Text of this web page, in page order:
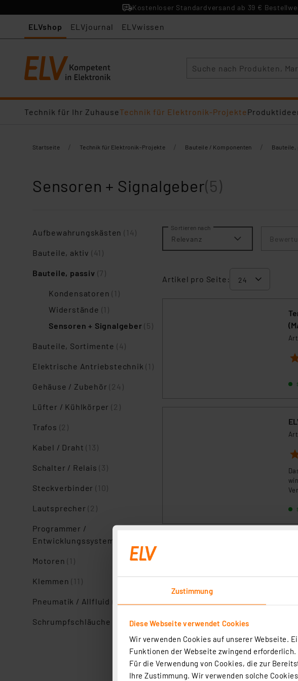
Zustimmung
Diese Webseite verwendet Cookies
Wir verwenden Cookies auf unserer Webseite.
Funktionen der Webseite zwingend
Für die Verwendung von Cookies, die zur
Ihre Zustimmung. Wir verwenden solche
Kostenloser Standardversand ab 39 €
ELVshop ELVjournal ELVwissen
Technik für Ihr ZuhauseTechnik für Elektronik-Projekte
Startseite / Technik für Elektronik-Projekte / Bauteile / Komponenten / Bauteile,
Sensoren + Signalgeber(5)
Aufbewahrungskästen(14)
Bauteile, aktiv (41)
Bauteile, passiv (7)
Kondensatoren(1)
Widerstände (1)
Sensoren + Signalgeber(5)
Bauteile, Sortimente (4)
Elektrische Antriebstechnik(1)
Gehäuse / Zubehör(24)
Lüfter / Kühlkörper(2)
Trafos (2)
Kabel / Draht(13)
Schalter / Relais(3)
Steckverbinder(10)
Lautsprecher(2)
Programmer /
Entwicklungssysteme
Motoren(1)
Klemmen(11)
Pneumatik / Allfluid (1)
Schrumpfschläuche
Sortieren nach
Relevanz
Artikel pro Seite:
1
1